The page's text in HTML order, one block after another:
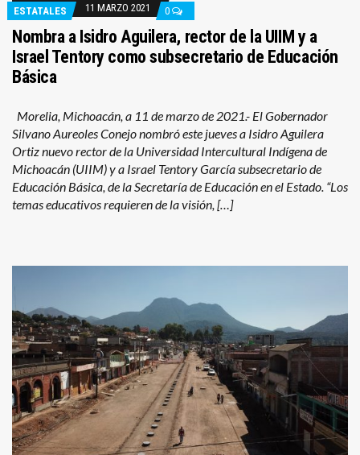
ESTATALES 11 MARZO 2021 0
Nombra a Isidro Aguilera, rector de la UIIM y a
Israel Tentory como subsecretario de Educación
Básica
Morelia, Michoacán, a 11 de marzo de 2021.- El Gobernador
Silvano Aureoles Conejo nombró este jueves a Isidro Aguilera
Ortiz nuevo rector de la Universidad Intercultural Indígena de
Michoacán (UIIM) y a Israel Tentory García subsecretario de
Educación Básica, de la Secretaría de Educación en el Estado. “Los
temas educativos requieren de la visión, […]